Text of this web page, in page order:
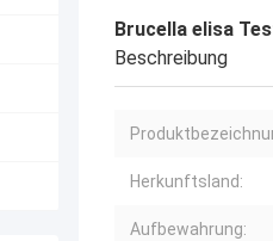
Brucella elisa
Beschreibung
Herkunftsland:
Aufbewahrung: